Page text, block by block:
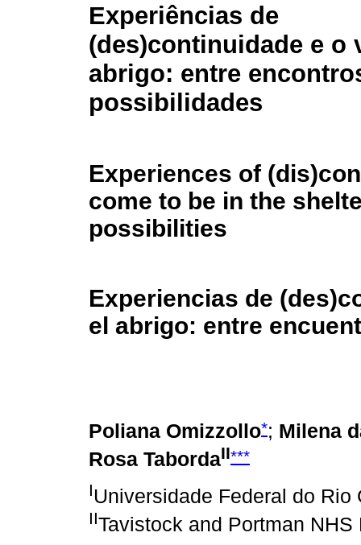
Experiências de
(des)continuidade e o
abrigo: entre
possibilidades
Experiences of
come to be in the
possibilities
Experiencias de
el abrigo: entre
Poliana Omizzollo*; Milena
Rosa TabordaII***
IUniversidade Federal do
IITavistock and Portman NHS